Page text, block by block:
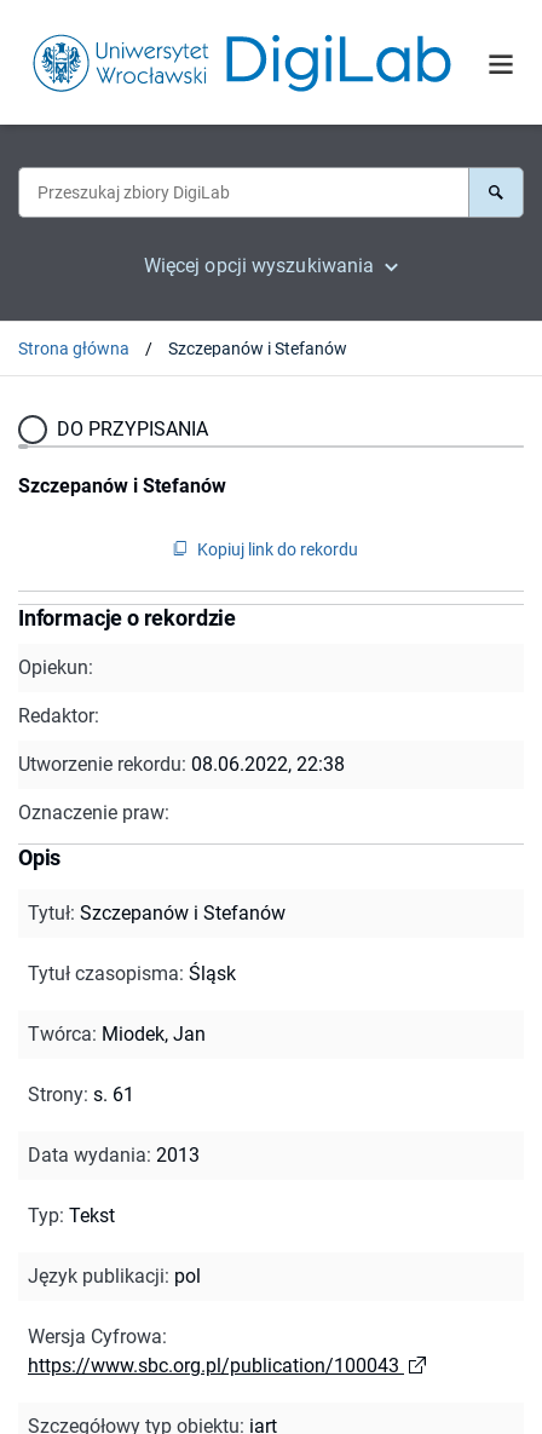
Więcej opcji wyszukiwania
Strona główna Szczepanów i Stefanów
DO PRZYPISANIA
Szczepanów i Stefanów
Kopiuj link do rekordu
Informacje o rekordzie
Opiekun:
Redaktor:
Utworzenie rekordu: 08.06.2022, 22:38
Oznaczenie praw:
Opis
Tytuł: Szczepanów i Stefanów
Tytuł czasopisma: Śląsk
Twórca: Miodek, Jan
Strony: s. 61
Data wydania: 2013
Typ: Tekst
Język publikacji: pol
Wersja Cyfrowa:
https://www.sbc.org.pl/publication/100043
Szczegółowy typ obiektu: iart